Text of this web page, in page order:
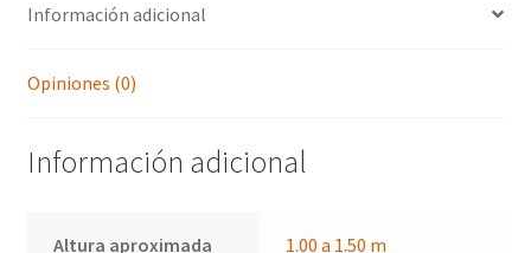
Información adicional
Opiniones (0)
Información adicional
Altura aproximada
1.00 a 1.50 m